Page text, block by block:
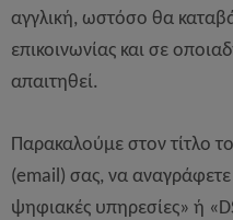
αγγλική, ωστόσο θα
επικοινωνίας και σε
απαιτηθεί.
Παρακαλούμε στον τίτλο
(email) σας, να
ψηφιακές υπηρεσίες» ή